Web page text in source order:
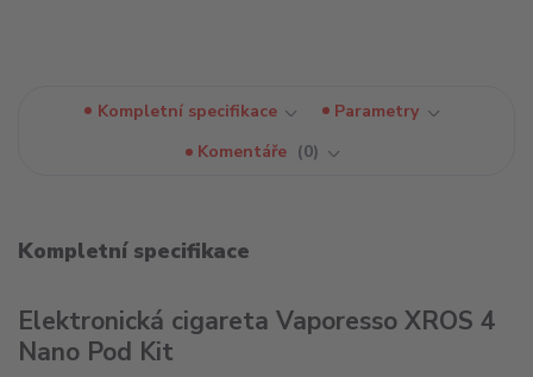
Kompletní specifikace
Parametry
Komentáře
0
Kompletní specifikace
Elektronická cigareta Vaporesso XROS 4
Nano Pod Kit